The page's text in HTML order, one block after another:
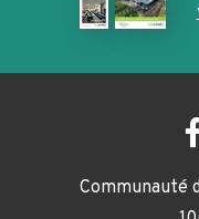
Communauté